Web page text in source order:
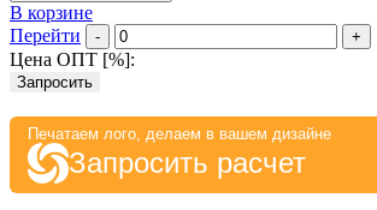
В корзине
Перейти
- +
Цена ОПТ [%]:
Запросить
Печатаем лого, делаем в вашем дизайне
Запросить расчет